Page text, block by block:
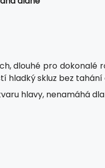
dlouhé pro dokonalé
hladký skluz bez tahání
hlavy, nenamáhá